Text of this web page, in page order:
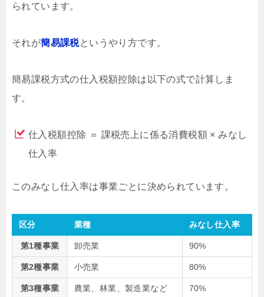
られています。
それが簡易課税というやり方です。
簡易課税方式の仕入税額控除は以下の式で計算しま
す。
仕入税額控除 ＝ 課税売上に係る消費税額 × みなし
仕入率
このみなし仕入率は事業ごとに決められています。
区分 業種 みなし仕入率
第1種事業 卸売業 90%
第2種事業 小売業 80%
第3種事業 農業、林業、製造業など 70%